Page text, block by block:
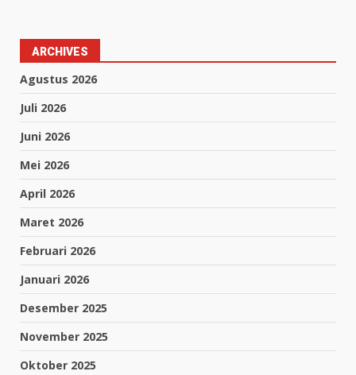
ARCHIVES
Agustus 2026
Juli 2026
Juni 2026
Mei 2026
April 2026
Maret 2026
Februari 2026
Januari 2026
Desember 2025
November 2025
Oktober 2025